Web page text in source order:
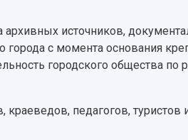
источников,
города с момента основания
городского общества по
краеведов, педагогов,